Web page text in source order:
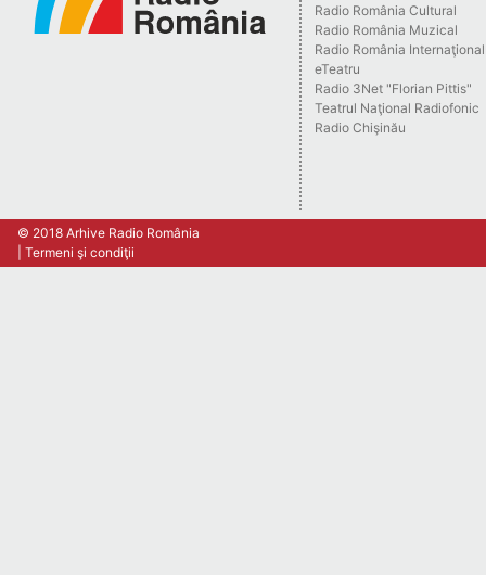
Radio România Cultural
Radio România Muzical
Radio România Internaţional
eTeatru
Radio 3Net "Florian Pittis"
Teatrul Naţional Radiofonic
Radio Chişinău
© 2018 Arhive Radio România
Termeni şi condiţii